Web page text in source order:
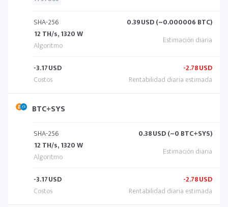
SHA-256
12 TH/s, 1320 W
0.39USD (~0.000006 BTC)
-3.17USD -2.78USD
BTC+SYS
SHA-256
12 TH/s, 1320 W
0.38USD (~0 BTC+SYS)
-3.17USD -2.78USD